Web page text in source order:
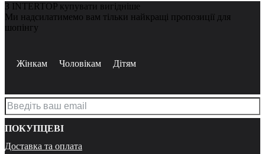
З INTERTOP купувати вигідніше
Ми надсилатимемо вам тільки найкращі пропозиції для
шопінгу
Жінкам Чоловікам Дітям
ПОКУПЦЕВІ
Доставка та оплата